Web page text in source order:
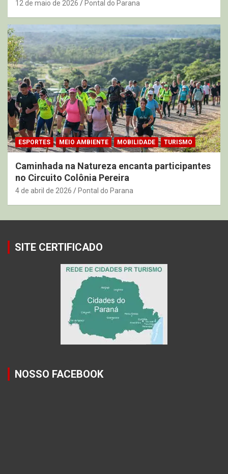
12 de maio de 2026 Pontal do Parana
ESPORTES MEIO AMBIENTE MOBILIDADE TURISMO
Caminhada na Natureza encanta participantes
no Circuito Colônia Pereira
4 de abril de 2026 Pontal do Parana
SITE CERTIFICADO
NOSSO FACEBOOK